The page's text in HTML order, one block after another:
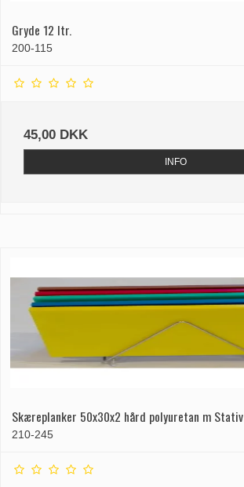
Gryde 12 ltr.
200-115
45,00 DKK
INFO
Skæreplanker 50x30x2 hård polyuretan m Stativ
210-245